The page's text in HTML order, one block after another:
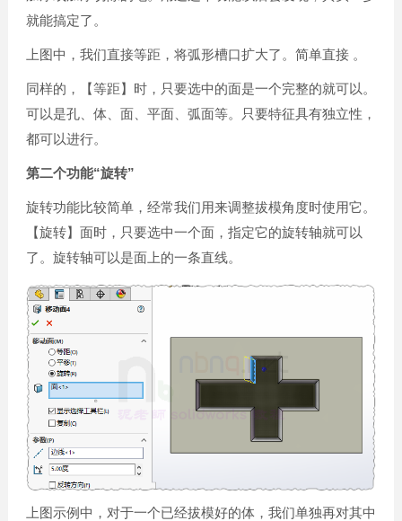
就能搞定了。
上图中，我们直接等距，将弧形槽口扩大了。简单直接 。
同样的，【等距】 时，只要选中的面是一个完整的就可以。
可以是孔、体、面、平面、弧面等。只要特征具有独立性，
都可以进行。
第二个功能“旋转”
旋转功能比较简单，经常我们用来调整拔模角度时使用它。
【旋转】面时，只要选中一个面，指定它的旋转轴就可以
了。旋转轴可以是面上的一条直线。
上图示例中，对于一个已经拔模好的体，我们单独再对其中